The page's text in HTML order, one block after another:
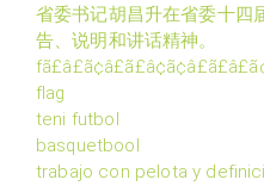
省委书记胡昌升在省委十四
告、说明和讲话精神。
flag
teni futbol
basquetbool
trabajo con pelota y